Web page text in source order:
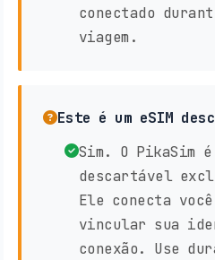
conectado
viagem.
Este é um eSIM
Sim. O PikaSim é
descartável
Ele conecta
vincular sua
conexão. Use